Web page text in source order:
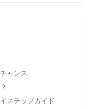
ャンス
ステップガイド